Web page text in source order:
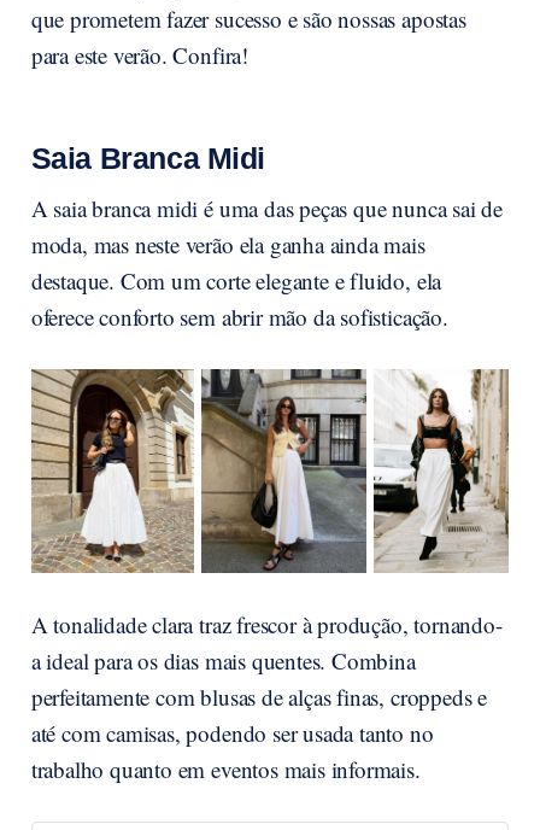
que prometem fazer sucesso e são nossas apostas
para este verão. Confira!
Saia Branca Midi
A saia branca midi é uma das peças que nunca sai de
moda, mas neste verão ela ganha ainda mais
destaque. Com um corte elegante e fluido, ela
oferece conforto sem abrir mão da sofisticação.
A tonalidade clara traz frescor à produção, tornando-
a ideal para os dias mais quentes. Combina
perfeitamente com blusas de alças finas, croppeds e
até com camisas, podendo ser usada tanto no
trabalho quanto em eventos mais informais.